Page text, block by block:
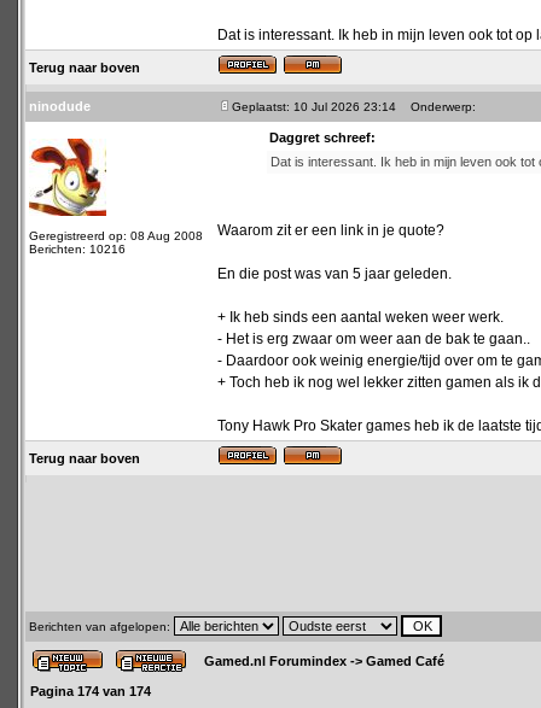
Dat is interessant. Ik heb in mijn leven ook tot
Terug naar boven
ninodude Geplaatst: 10 Jul 2026 23:14 Onderwerp:
Geregistreerd op: 08 Aug 2008
Berichten: 10216
Daggret schreef:
Dat is interessant. Ik heb in mijn leven ook
Waarom zit er een link in je quote?
En die post was van 5 jaar geleden.
+ Ik heb sinds een aantal weken weer werk.
- Het is erg zwaar om weer aan de bak te gaan..
- Daardoor ook weinig energie/tijd over om te
+ Toch heb ik nog wel lekker zitten gamen als ik
Tony Hawk Pro Skater games heb ik de laatste
Terug naar boven
Berichten van afgelopen:
Gamed.nl Forumindex -> Gamed Café
Pagina 174 van 174